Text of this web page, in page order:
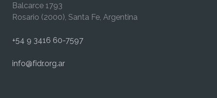
Balcarce 1793
Rosario (2000), Santa Fe, Argentina
+54 9 3416 60-7597
info@fidr.org.ar